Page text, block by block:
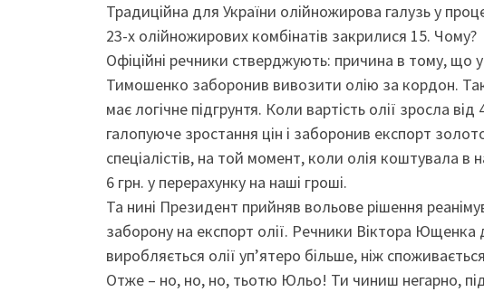
Традиційна для України олійножирова галузь у
23-х олійножирових комбінатів закрилися 15. Чому?
Офіційні речники стверджують: причина в тому, що
Тимошенко заборонив вивозити олію за кордон.
має логічне підгрунтя. Коли вартість олії зросла
галопуюче зростання цін і заборонив експорт
спеціалістів, на той момент, коли олія коштувала в
6 грн. у перерахунку на наші гроші.
Та нині Президент прийняв вольове рішення
заборону на експорт олії. Речники Віктора
виробляється олії уп’ятеро більше, ніж
Отже – но, но, но, тьотю Юльо! Ти чиниш негарно,